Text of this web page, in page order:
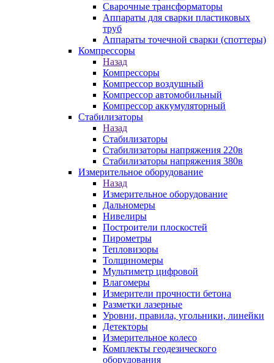
Сварочные трансформаторы
Аппараты для сварки пластиковых
труб
Аппараты точечной сварки (споттеры)
Компрессоры
Назад
Компрессоры
Компрессор воздушный
Компрессор автомобильный
Компрессор аккумуляторный
Стабилизаторы
Назад
Стабилизаторы
Стабилизаторы напряжения 220в
Стабилизаторы напряжения 380в
Измерительное оборудование
Назад
Измерительное оборудование
Дальномеры
Нивелиры
Построители плоскостей
Пирометры
Тепловизоры
Толщиномеры
Мультиметр цифровой
Влагомеры
Измерители прочности бетона
Разметки лазерные
Уровни, правила, угольники, линейки
Детекторы
Измерительное колесо
Комплекты геодезического
оборудования